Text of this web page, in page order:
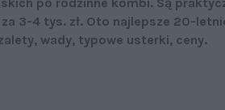
3-4 tys. zł. Oto najlepsze 20-
wady, typowe usterki, ceny.